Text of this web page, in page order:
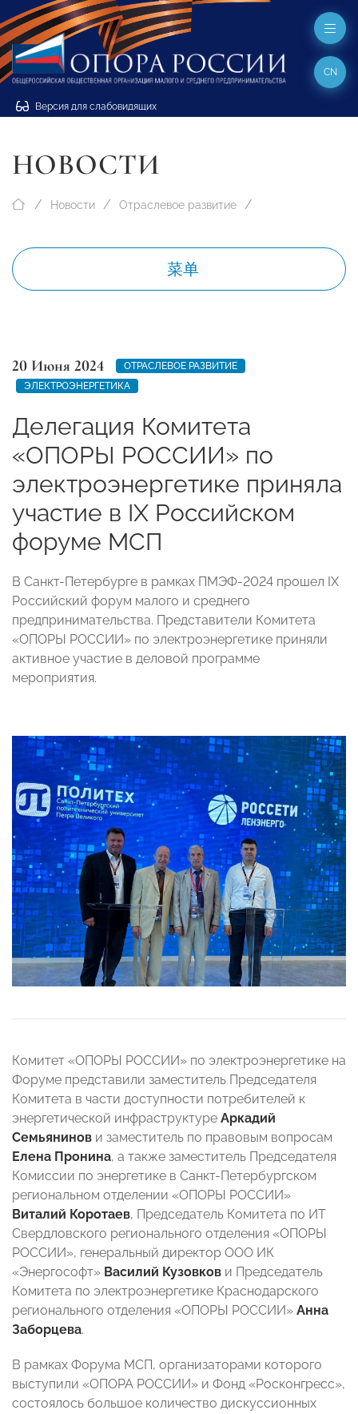
Версия для слабовидящих
CN
НОВОСТИ
Новости Отраслевое развитие
菜单
20 Июня 2024
ОТРАСЛЕВОЕ РАЗВИТИЕ
ЭЛЕКТРОЭНЕРГЕТИКА
Делегация Комитета
«ОПОРЫ РОССИИ» по
электроэнергетике приняла
участие в IX Российском
форуме МСП
В Санкт-Петербурге в рамках ПМЭФ-2024 прошел IX
Российский форум малого и среднего
предпринимательства. Представители Комитета
«ОПОРЫ РОССИИ» по электроэнергетике приняли
активное участие в деловой программе
мероприятия.
Комитет «ОПОРЫ РОССИИ» по электроэнергетике на
Форуме представили заместитель Председателя
Комитета в части доступности потребителей к
энергетической инфраструктуре Аркадий
Семьянинов и заместитель по правовым вопросам
Елена Пронина, а также заместитель Председателя
Комиссии по энергетике в Санкт-Петербургском
региональном отделении «ОПОРЫ РОССИИ»
Виталий Коротаев, Председатель Комитета по ИТ
Свердловского регионального отделения «ОПОРЫ
РОССИИ», генеральный директор ООО ИК
«Энергософт» Василий Кузовков и Председатель
Комитета по электроэнергетике Краснодарского
регионального отделения «ОПОРЫ РОССИИ» Анна
Заборцева.
В рамках Форума МСП, организаторами которого
выступили «ОПОРА РОССИИ» и Фонд «Росконгресс»,
состоялось большое количество дискуссионных